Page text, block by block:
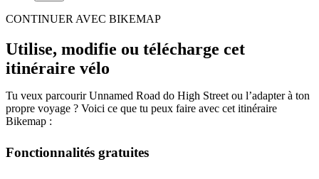
CONTINUER AVEC BIKEMAP
Utilise, modifie ou télécharge cet
itinéraire vélo
Tu veux parcourir Unnamed Road do High Street ou l’adapter à ton
propre voyage ? Voici ce que tu peux faire avec cet itinéraire
Bikemap :
Fonctionnalités gratuites